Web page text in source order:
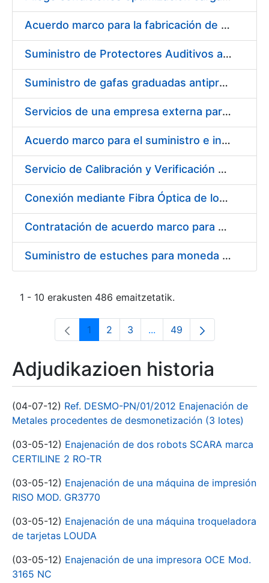
Erakutsi/Ezkutatu
Acuerdo marco para la fabricación de piezas
Suministro de Protectores Auditivos a medida para las personas trabajadoras de los Centros de Trabajo de Madrid y Burgos
Suministro de gafas graduadas antiproyecciones para los trabajadores de la FNMT-RCM en los centros de trabajo de Madrid y Burgos
Servicios de una empresa externa para el asesoramiento y resolución de los recursos de alzada que se presentan relacionados con procesos de selección para la FNMT-RCM
Acuerdo marco para el suministro e instalación de persianas, estores y otros complementos
Servicio de Calibración y Verificación Externa de los Equipos de Medición del Servicio de Prevención de la FNMT-RCM
Conexión mediante Fibra Óptica de los Centros de Proceso de Datos (CPDs) de las sedes de la FNMT-RCM de Burgos y Madrid
Contratación de acuerdo marco para el Suministro de Material de Electricidad para la Fábrica Nacional de Moneda y Timbre-Real Casa de la Moneda en su centro de trabajo de Burgos
Suministro de estuches para moneda de 30 €
1 - 10 erakusten 486 emaitzetatik.
Orrialdea
1 Orrialdea
2 Orrialdea
3 ...Intermediate Pages Use
Orrialdea
49
Adjudikazioen historia
(04-07-12) Ref. DESMO-PN/01/2012 Enajenación de
Metales procedentes de desmonetización (3 lotes)
(03-05-12) Enajenación de dos robots SCARA marca
CERTILINE 2 RO-TR
(03-05-12) Enajenación de una máquina de impresión
RISO MOD. GR3770
(03-05-12) Enajenación de una máquina troqueladora
de tarjetas LOUDA
(03-05-12) Enajenación de una impresora OCE Mod.
3165 NC